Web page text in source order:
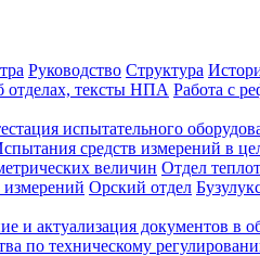
Руководство Структура
отделах, тексты НПА Работа с
испытательного
средств измерений в
величин Отдел
измерений Орский отдел
и актуализация документов в
по техническому